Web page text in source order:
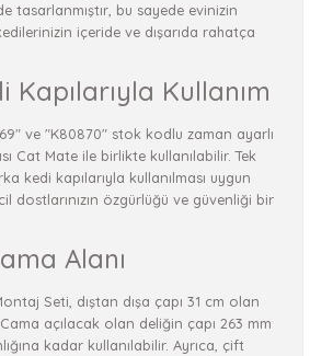
tasarlanmıştır, bu sayede evinizin
içeride ve dışarıda rahatça
Kapılarıyla Kullanım
ve "K80870" stok kodlu zaman ayarlı
Cat Mate ile birlikte kullanılabilir. Tek
kedi kapılarıyla kullanılması uygun
dostlarınızın özgürlüğü ve güvenliği bir
Alanı
Seti, dıştan dışa çapı 31 cm olan
açılacak olan deliğin çapı 263 mm
kadar kullanılabilir. Ayrıca, çift